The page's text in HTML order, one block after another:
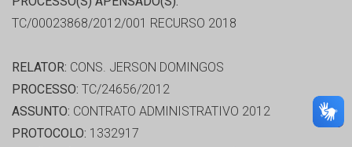
TC/00023868/2012/001 RECURSO 2018
RELATOR: CONS. JERSON DOMINGOS
PROCESSO: TC/24656/2012
ASSUNTO: CONTRATO ADMINISTRATIVO 2012
PROTOCOLO: 1332917